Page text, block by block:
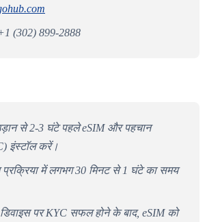
(302) 899-2888
से 2-3 घंटे पहले eSIM और पहचान
इंस्टॉल करें।
प्रक्रिया में लगभग 30 मिनट से 1 घंटे का समय
पर KYC सफल होने के बाद, eSIM को